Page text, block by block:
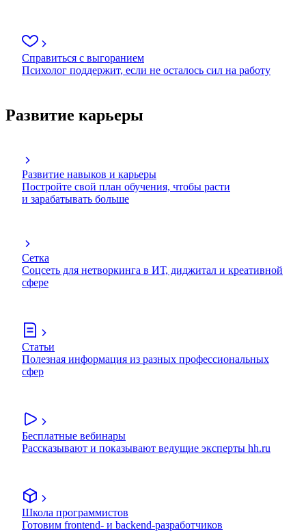
Справиться с выгоранием
Психолог поддержит, если не осталось сил на работу
Развитие карьеры
Развитие навыков и карьеры
Постройте свой план обучения, чтобы расти
и зарабатывать больше
Сетка
Соцсеть для нетворкинга в ИТ, диджитал и креативной
сфере
Статьи
Полезная информация из разных профессиональных
сфер
Бесплатные вебинары
Рассказывают и показывают ведущие эксперты hh.ru
Школа программистов
Готовим frontend- и backend-разработчиков